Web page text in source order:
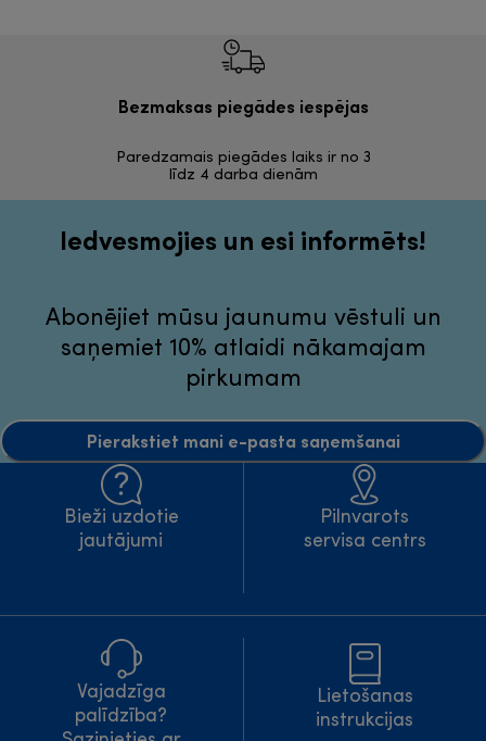
Bezmaksas piegādes iespējas
Paredzamais piegādes laiks ir no 3
līdz 4 darba dienām
Iedvesmojies un esi informēts!
Abonējiet mūsu jaunumu vēstuli un
saņemiet 10% atlaidi nākamajam
pirkumam
Pierakstiet mani e-pasta saņemšanai
Bieži uzdotie
jautājumi
Pilnvarots
servisa centrs
Vajadzīga
palīdzība?
Lietošanas
instrukcijas